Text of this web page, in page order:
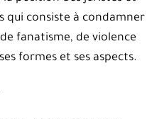
qui consiste à condamner
fanatisme, de violence
formes et ses aspects.